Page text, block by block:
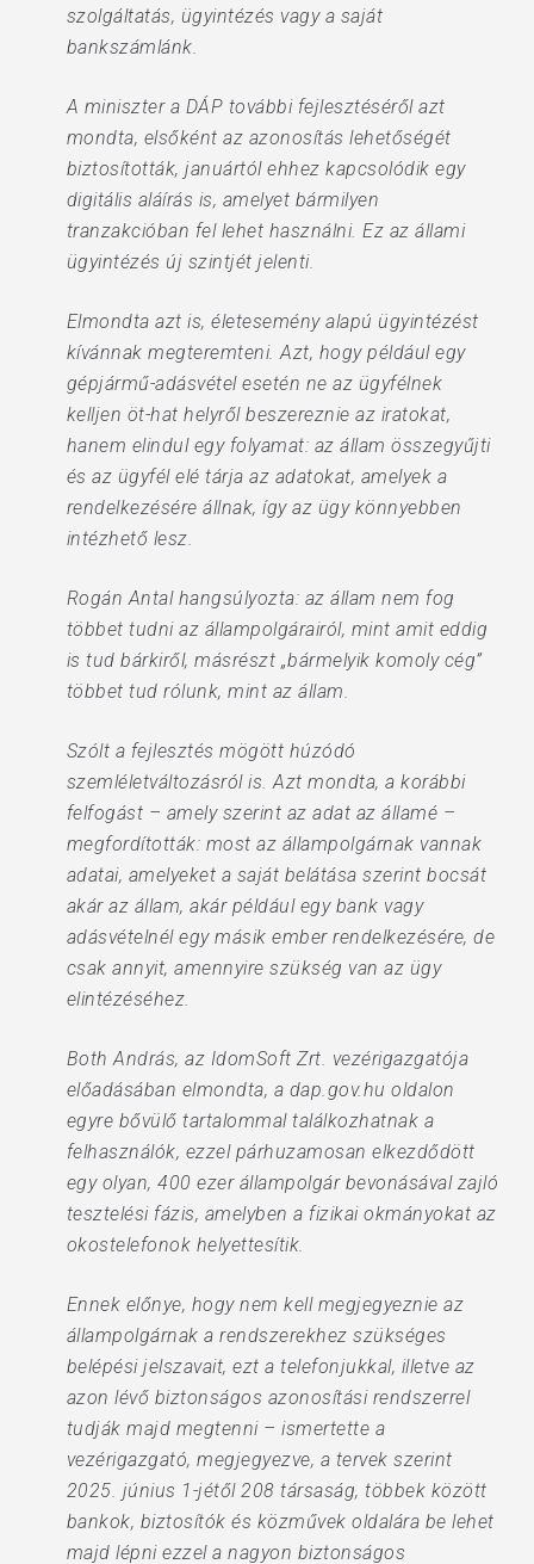
szolgáltatás, ügyintézés vagy a saját
bankszámlánk.
A miniszter a DÁP további fejlesztéséről azt
mondta, elsőként az azonosítás lehetőségét
biztosították, januártól ehhez kapcsolódik egy
digitális aláírás is, amelyet bármilyen
tranzakcióban fel lehet használni. Ez az állami
ügyintézés új szintjét jelenti.
Elmondta azt is, életesemény alapú ügyintézést
kívánnak megteremteni. Azt, hogy például egy
gépjármű-adásvétel esetén ne az ügyfélnek
kelljen öt-hat helyről beszereznie az iratokat,
hanem elindul egy folyamat: az állam összegyűjti
és az ügyfél elé tárja az adatokat, amelyek a
rendelkezésére állnak, így az ügy könnyebben
intézhető lesz.
Rogán Antal hangsúlyozta: az állam nem fog
többet tudni az állampolgárairól, mint amit eddig
is tud bárkiről, másrészt „bármelyik komoly cég”
többet tud rólunk, mint az állam.
Szólt a fejlesztés mögött húzódó
szemléletváltozásról is. Azt mondta, a korábbi
felfogást – amely szerint az adat az államé –
megfordították: most az állampolgárnak vannak
adatai, amelyeket a saját belátása szerint bocsát
akár az állam, akár például egy bank vagy
adásvételnél egy másik ember rendelkezésére, de
csak annyit, amennyire szükség van az ügy
elintézéséhez.
Both András, az IdomSoft Zrt. vezérigazgatója
előadásában elmondta, a dap.gov.hu oldalon
egyre bővülő tartalommal találkozhatnak a
felhasználók, ezzel párhuzamosan elkezdődött
egy olyan, 400 ezer állampolgár bevonásával zajló
tesztelési fázis, amelyben a fizikai okmányokat az
okostelefonok helyettesítik.
Ennek előnye, hogy nem kell megjegyeznie az
állampolgárnak a rendszerekhez szükséges
belépési jelszavait, ezt a telefonjukkal, illetve az
azon lévő biztonságos azonosítási rendszerrel
tudják majd megtenni – ismertette a
vezérigazgató, megjegyezve, a tervek szerint
2025. június 1-jétől 208 társaság, többek között
bankok, biztosítók és közművek oldalára be lehet
majd lépni ezzel a nagyon biztonságos